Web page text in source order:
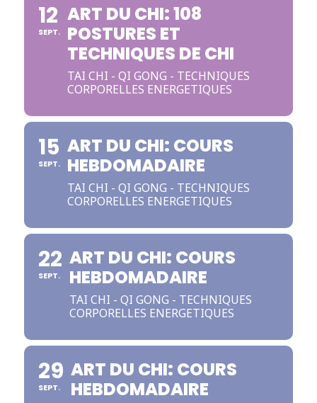
12
SEPT.
ART DU CHI: 108
POSTURES ET
TECHNIQUES DE CHI
TAI CHI - QI GONG - TECHNIQUES
CORPORELLES ENERGETIQUES
15
SEPT.
ART DU CHI: COURS
HEBDOMADAIRE
TAI CHI - QI GONG - TECHNIQUES
CORPORELLES ENERGETIQUES
22
SEPT.
ART DU CHI: COURS
HEBDOMADAIRE
TAI CHI - QI GONG - TECHNIQUES
CORPORELLES ENERGETIQUES
29
SEPT.
ART DU CHI: COURS
HEBDOMADAIRE